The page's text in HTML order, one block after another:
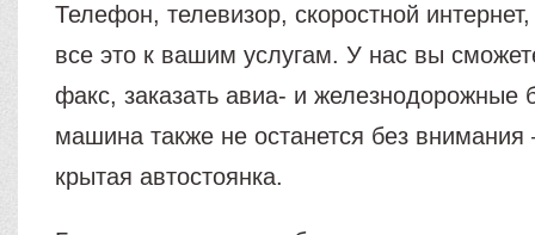
Телефон, телевизор, скоростной
все это к вашим услугам. У нас вы
факс, заказать авиа- и железнодорожные
машина также не останется без внимания
крытая автостоянка.